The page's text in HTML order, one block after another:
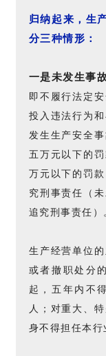
归纳起来，生
分三种情形：
一是未发生事
即不履行法定
投入违法行为
发生生产安全
五万元以下的
万元以下的罚
究刑事责任（
追究刑事责任）
生产经营单位
或者撤职处分
起，五年内不
人；对重大、
身不得担任本行